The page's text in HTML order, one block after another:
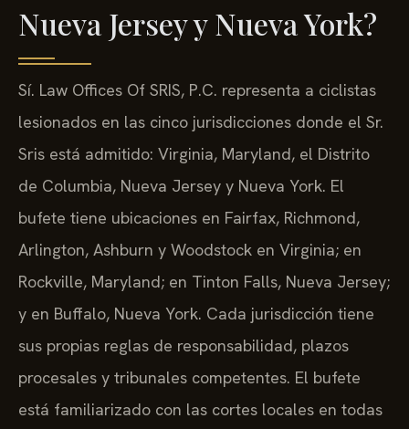
Nueva Jersey y Nueva York?
Sí. Law Offices Of SRIS, P.C. representa a ciclistas
lesionados en las cinco jurisdicciones donde el Sr.
Sris está admitido: Virginia, Maryland, el Distrito
de Columbia, Nueva Jersey y Nueva York. El
bufete tiene ubicaciones en Fairfax, Richmond,
Arlington, Ashburn y Woodstock en Virginia; en
Rockville, Maryland; en Tinton Falls, Nueva Jersey;
y en Buffalo, Nueva York. Cada jurisdicción tiene
sus propias reglas de responsabilidad, plazos
procesales y tribunales competentes. El bufete
está familiarizado con las cortes locales en todas